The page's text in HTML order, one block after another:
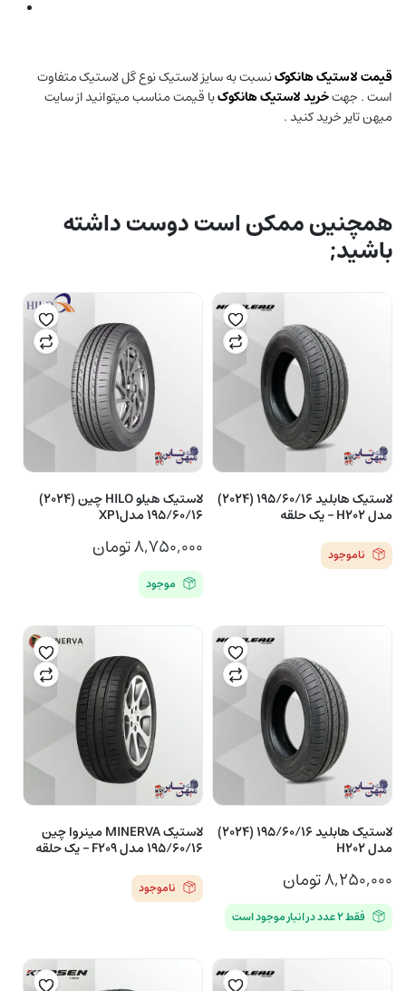
قیمت لاستیک هانکوکنسبت به سایز لاستیک نوع گل لاستیک متفاوت
است . جهتخرید لاستیکهانکوکبا قیمت مناسب میتوانید از سایت
میهن تایر خرید کنید .
همچنین ممکن است دوست داشته
باشید;
لاستیک هابلید 195/60/16 (2024)
مدل H202 – یک حلقه
ناموجود
لاستیک هیلو HILO چین (2024)
195/60/16 مدلXP1
۸,۷۵۰,۰۰۰تومان
موجود
لاستیک هابلید 195/60/16 (2024)
مدل H202
۸,۲۵۰,۰۰۰تومان
فقط ۲ عدد در انبار موجود است
لاستیک MINERVA مینروا چین
195/60/16 مدل F209 – یک حلقه
ناموجود